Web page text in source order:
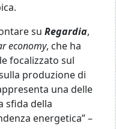
su Regardia,
economy, che ha
focalizzato sul
produzione di
una delle
sfida della
energetica” –